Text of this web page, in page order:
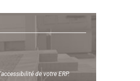
de votre ERP.